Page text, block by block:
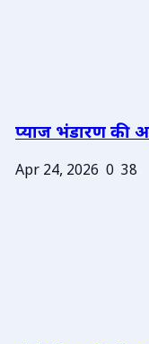
प्याज भंडारण की
Apr 24, 2026 0 38